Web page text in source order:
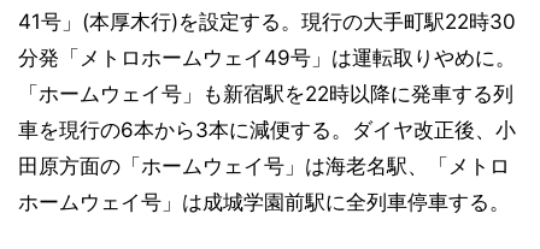
41号」(本厚木行)を設定する。現行の大手町駅22時30
分発「メトロホームウェイ49号」は運転取りやめに。
「ホームウェイ号」も新宿駅を22時以降に発車する列
車を現行の6本から3本に減便する。ダイヤ改正後、小
田原方面の「ホームウェイ号」は海老名駅、「メトロ
ホームウェイ号」は成城学園前駅に全列車停車する。